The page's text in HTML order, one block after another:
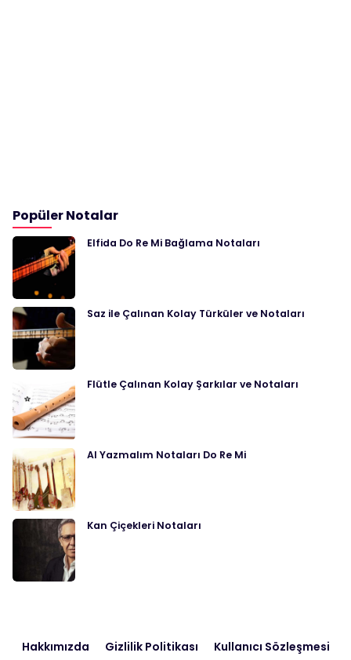
Popüler Notalar
Elfida Do Re Mi Bağlama Notaları
Saz ile Çalınan Kolay Türküler ve Notaları
Flütle Çalınan Kolay Şarkılar ve Notaları
Al Yazmalım Notaları Do Re Mi
Kan Çiçekleri Notaları
Hakkımızda Gizlilik Politikası Kullanıcı Sözleşmesi